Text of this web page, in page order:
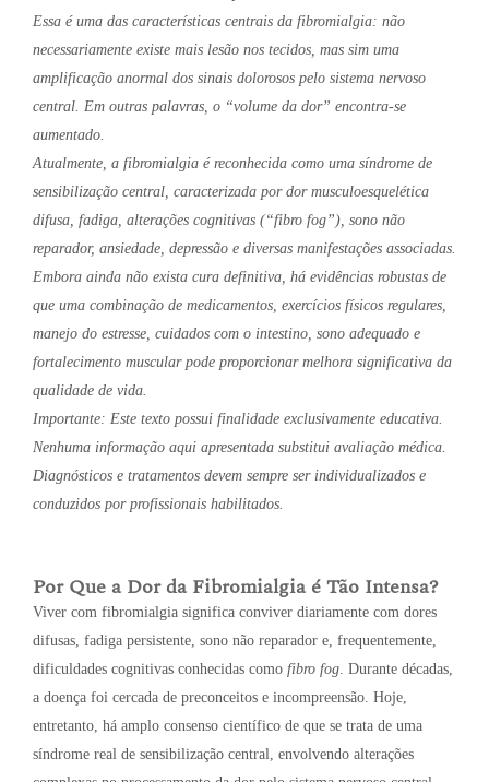
Essa é uma das características centrais da fibromialgia: não
necessariamente existe mais lesão nos tecidos, mas sim uma
amplificação anormal dos sinais dolorosos pelo sistema nervoso
central. Em outras palavras, o “volume da dor” encontra-se
aumentado.
Atualmente, a fibromialgia é reconhecida como uma síndrome de
sensibilização central, caracterizada por dor musculoesquelética
difusa, fadiga, alterações cognitivas (“fibro fog”), sono não
reparador, ansiedade, depressão e diversas manifestações associadas.
Embora ainda não exista cura definitiva, há evidências robustas de
que uma combinação de medicamentos, exercícios físicos regulares,
manejo do estresse, cuidados com o intestino, sono adequado e
fortalecimento muscular pode proporcionar melhora significativa da
qualidade de vida.
Importante: Este texto possui finalidade exclusivamente educativa.
Nenhuma informação aqui apresentada substitui avaliação médica.
Diagnósticos e tratamentos devem sempre ser individualizados e
conduzidos por profissionais habilitados.
Por Que a Dor da Fibromialgia é Tão Intensa?
Viver com fibromialgia significa conviver diariamente com dores
difusas, fadiga persistente, sono não reparador e, frequentemente,
dificuldades cognitivas conhecidas como fibro fog . Durante décadas,
a doença foi cercada de preconceitos e incompreensão. Hoje,
entretanto, há amplo consenso científico de que se trata de uma
síndrome real de sensibilização central, envolvendo alterações